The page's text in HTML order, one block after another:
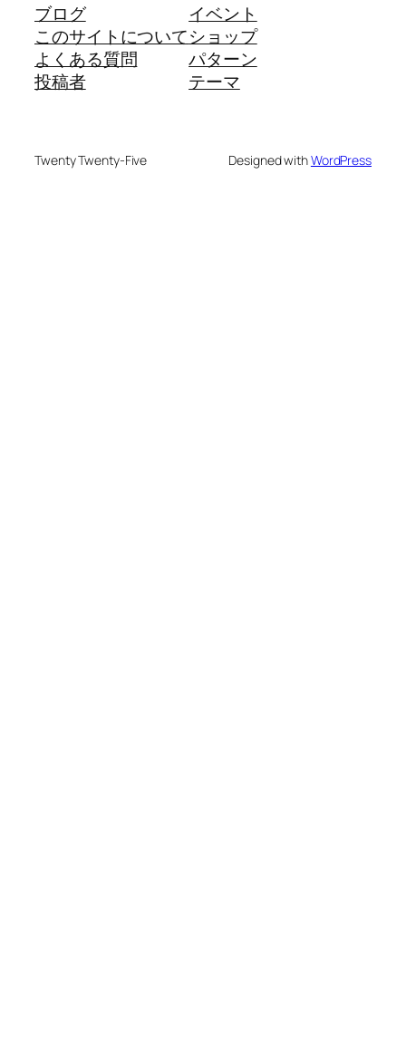
ブログ
このサイトについて
よくある質問
投稿者
イベント
ショップ
パターン
テーマ
Twenty Twenty-Five Designed withWordPress